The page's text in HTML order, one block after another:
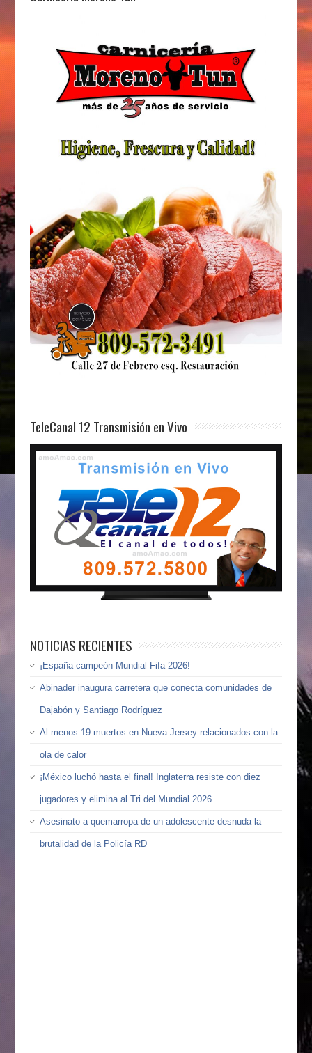
TeleCanal 12 Transmisión en Vivo
NOTICIAS RECIENTES
¡España campeón Mundial Fifa 2026!
Abinader inaugura carretera que conecta comunidades de
Dajabón y Santiago Rodríguez
Al menos 19 muertos en Nueva Jersey relacionados con la
ola de calor
¡México luchó hasta el final! Inglaterra resiste con diez
jugadores y elimina al Tri del Mundial 2026
Asesinato a quemarropa de un adolescente desnuda la
brutalidad de la Policía RD